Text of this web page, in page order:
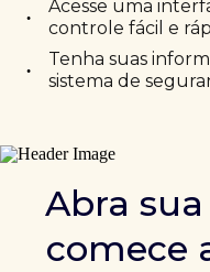
•
Acesse uma
controle fácil e
•
Tenha suas
sistema de
Abra
comece